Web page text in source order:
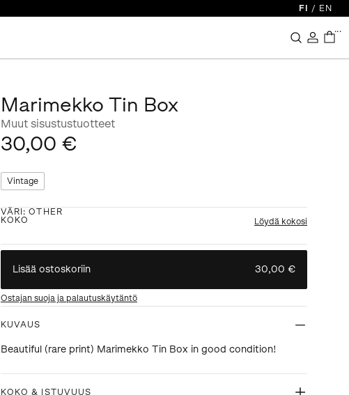
FI / EN
...
Marimekko Tin Box
Muut sisustustuotteet
30,00 €
Vintage
VÄRI :OTHER
KOKO
Löydä kokosi
Lisää ostoskoriin 30,00 €
Ostajan suoja ja palautuskäytäntö
KUVAUS
Beautiful (rare print) Marimekko Tin Box in good condition!
KOKO & ISTUVUUS